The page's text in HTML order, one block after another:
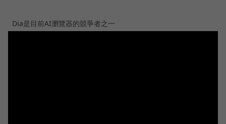
Dia是目前AI瀏覽器的競爭者之一